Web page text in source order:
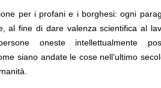
per i profani e i borghesi: ogni
al fine di dare valenza scientifica al
oneste intellettualmente
siano andate le cose nell’ultimo